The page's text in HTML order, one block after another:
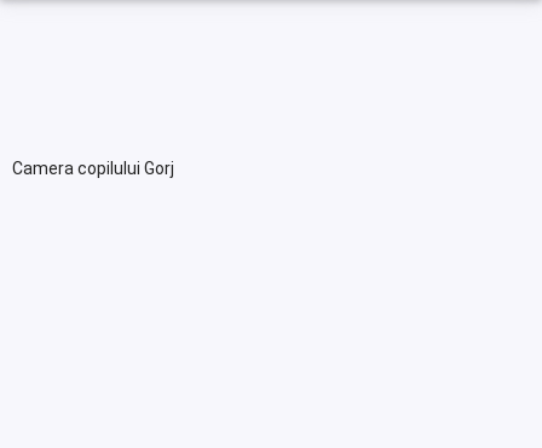
Camera copilului Gorj